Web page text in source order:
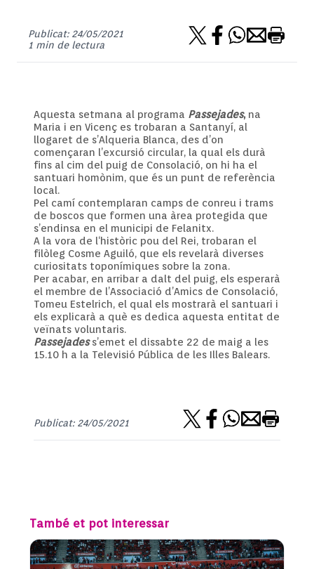
Publicat: 24/05/2021
1 min de lectura
Aquesta setmana al programa Passejades, na
Maria i en Vicenç es trobaran a Santanyí, al
llogaret de s’Alqueria Blanca, des d’on
començaran l’excursió circular, la qual els durà
fins al cim del puig de Consolació, on hi ha el
santuari homònim, que és un punt de referència
local.
Pel camí contemplaran camps de conreu i trams
de boscos que formen una àrea protegida que
s’endinsa en el municipi de Felanitx.
A la vora de l‘històric pou del Rei, trobaran el
filòleg Cosme Aguiló, que els revelarà diverses
curiositats toponímiques sobre la zona.
Per acabar, en arribar a dalt del puig, els esperarà
el membre de l’Associació d’Amics de Consolació,
Tomeu Estelrich, el qual els mostrarà el santuari i
els explicarà a què es dedica aquesta entitat de
veïnats voluntaris.
Passejadess’emet el dissabte 22 de maig a les
15.10 h a la Televisió Pública de les Illes Balears.
Publicat: 24/05/2021
També et pot interessar